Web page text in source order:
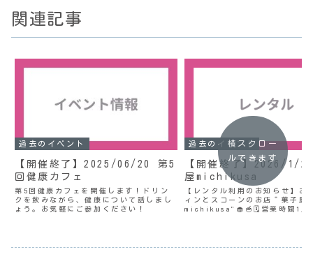
関連記事
過去のイベント
【開催終了】2025/06/20 第5
回健康カフェ
第5回健康カフェを開催します！ドリン
クを飲みながら、健康について話しまし
ょう。お気軽にご参加ください！
過去のイベント
【開催終了】2026/1/
屋michikusa
【レンタル利用のお知らせ】お
ィンとスコーンのお店＂菓子屋
michikusa"🧁🥣🗓️営業時間1/
横スクロー
ルできます